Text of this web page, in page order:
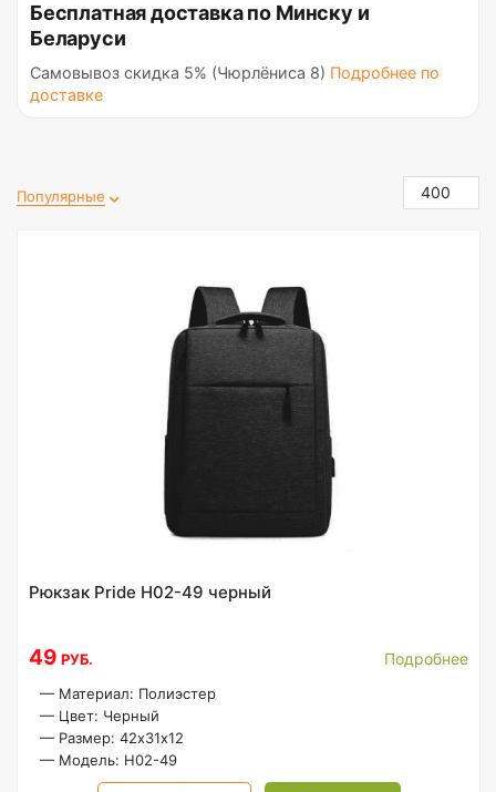
Бесплатная доставка по Минску и
Беларуси
Самовывоз скидка 5% (Чюрлёниса 8) Подробнее по
доставке
Популярные 400
Рюкзак Pride H02-49 черный
49 РУБ. Подробнее
— Материал: Полиэстер
— Цвет: Черный
— Размер: 42х31х12
— Модель: H02-49